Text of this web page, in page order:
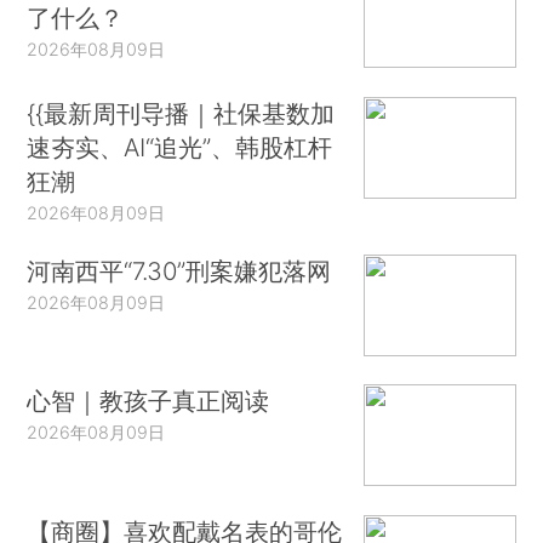
了什么？
2026年08月09日
{{最新周刊导播｜社保基数加
速夯实、AI“追光”、韩股杠杆
狂潮
2026年08月09日
河南西平“7.30”刑案嫌犯落网
2026年08月09日
心智｜教孩子真正阅读
2026年08月09日
【商圈】喜欢配戴名表的哥伦